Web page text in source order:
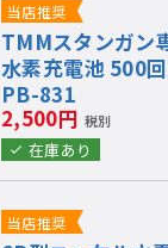
当店推奨
TMMスタンガン
水素充電池 500
PB-831
2,500円 税別
在庫あり
当店推奨